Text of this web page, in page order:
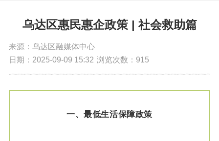
乌达区惠民惠企政策 | 社会救助篇
来源：乌达区融媒体中心
日期：2025-09-09 15:32 浏览次数： 915
一、最低生活保障政策